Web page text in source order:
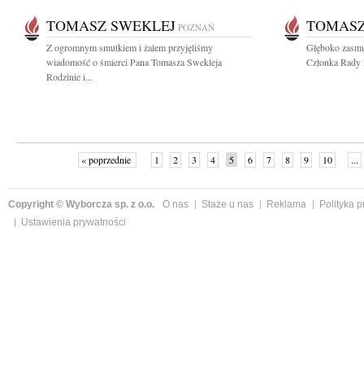
TOMASZ SWEKLEJ POZNAŃ
Z ogromnym smutkiem i żalem przyjęliśmy
wiadomość o śmierci Pana Tomasza Swekleja
Rodzinie i...
Głęboko
Członka
« poprzednie 1 2 3 4 5 6 7 8 9 10 ...
Copyright © Wyborcza sp. z o.o. O nas Staże u nas Reklama
Polityka
Ustawienia prywatności